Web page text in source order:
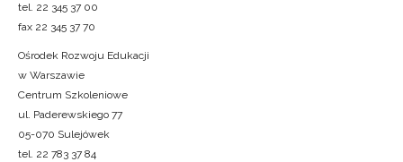
tel. 22 345 37 00
fax 22 345 37 70
Ośrodek Rozwoju Edukacji
w Warszawie
Centrum Szkoleniowe
ul. Paderewskiego 77
05-070 Sulejówek
tel. 22 783 37 84